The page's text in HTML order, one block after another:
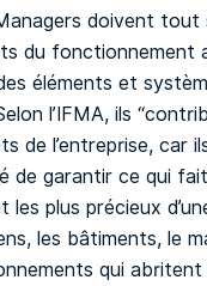
doivent tout
du fonctionnement
éléments et
l’IFMA, ils
de l’entreprise, car
de garantir ce qui
plus précieux
les bâtiments, le
qui abritent